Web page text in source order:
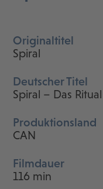
Originaltitel
Spiral
Deutscher Titel
Spiral – Das Ritual
Produktionsland
CAN
Filmdauer
116 min